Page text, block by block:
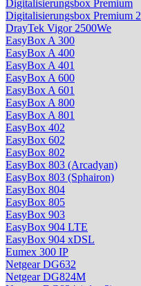
Digitalisierungsbox Premium
Digitalisierungsbox Premium 2
DrayTek Vigor 2500We
EasyBox A 300
EasyBox A 400
EasyBox A 401
EasyBox A 600
EasyBox A 601
EasyBox A 800
EasyBox A 801
EasyBox 402
EasyBox 602
EasyBox 802
EasyBox 803 (Arcadyan)
EasyBox 803 (Sphairon)
EasyBox 804
EasyBox 805
EasyBox 903
EasyBox 904 LTE
EasyBox 904 xDSL
Eumex 300 IP
Netgear DG632
Netgear DG824M